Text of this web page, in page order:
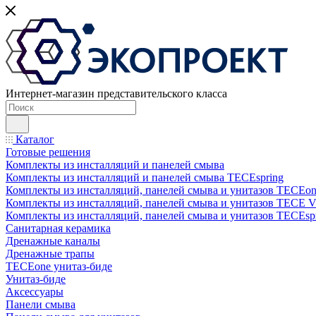
Интернет-магазин представительского класса
Каталог
Готовые решения
Комплекты из инсталляций и панелей смыва
Комплекты из инсталляций и панелей смыва TECEspring
Комплекты из инсталляций, панелей смыва и унитазов
Комплекты из инсталляций, панелей смыва и унитазов ТЕСЕ
Комплекты из инсталляций, панелей смыва и унитазов
Санитарная керамика
Дренажные каналы
Дренажные трапы
TECEone унитаз-биде
Унитаз-биде
Аксессуары
Панели смыва